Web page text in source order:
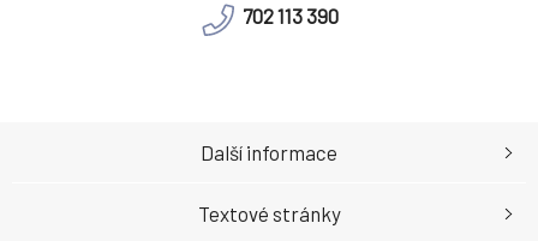
bočnice 18mm
702 113 390
Další informace
Textové stránky